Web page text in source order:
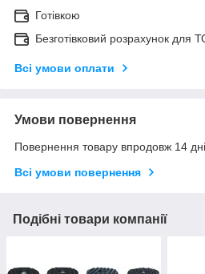
Готівкою
Безготівковий розрахунок для
Всі умови оплати
Умови повернення
Повернення товару впродовж 14
Всі умови повернення
Подібні товари компанії